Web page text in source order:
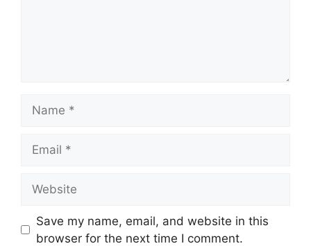
Save my name, email, and website in this
browser for the next time I comment.